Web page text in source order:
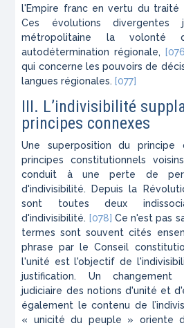
l'Empire franc en vertu du traité
Ces évolutions divergentes
métropolitaine la volonté
autodétermination régionale,
qui concerne les pouvoirs de
langues régionales. [077]
III. L’indivisibilité
principes connexes
Une superposition du principe
principes constitutionnels
conduit à une perte de
d'indivisibilité. Depuis la
sont toutes deux
d'indivisibilité. [078] Ce n'est pas
termes sont souvent cités
phrase par le Conseil
l'unité est l'objectif de
justification. Un changement
judiciaire des notions d'unité et
également le contenu de
« unicité du peuple » oriente